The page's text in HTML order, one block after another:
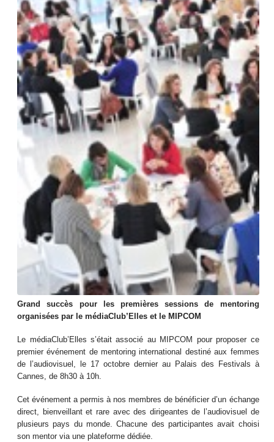
Grand succès pour les premières sessions de mentoring
organisées par lemédiaClub’Elles et le MIPCOM
Le médiaClub’Elles s’était associé au MIPCOM pour proposer ce
premier événement de mentoring international destiné aux femmes
de l’audiovisuel, le 17 octobre dernier au Palais des Festivals à
Cannes, de 8h30 à 10h.
Cet événement a permis à nos membres de bénéficier d’un échange
direct, bienveillant et rare avec des dirigeantes de l’audiovisuel de
plusieurs pays du monde. Chacune des participantes avait choisi
son mentor via une plateforme dédiée.